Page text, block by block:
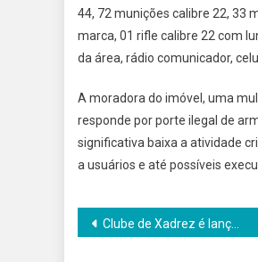
44, 72 munições calibre 22, 33
marca, 01 rifle calibre 22 com
da área, rádio comunicador,
A moradora do imóvel, uma
responde por porte ilegal de
significativa baixa a atividade
a usuários e até possíveis
Navegação
Clube de Xadrez é lançado pela Unijuí no campus Panambi